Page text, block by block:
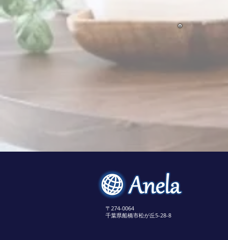
〒274-0064
​千葉県船橋市松が丘5-28-8